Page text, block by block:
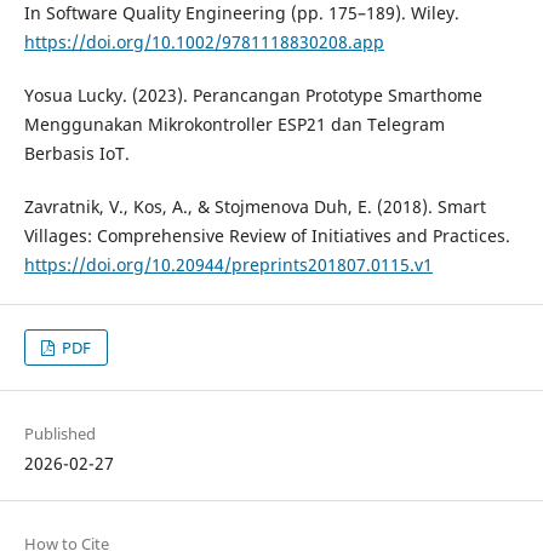
In Software Quality Engineering (pp. 175–189). Wiley.
https://doi.org/10.1002/9781118830208.app
Yosua Lucky. (2023). Perancangan Prototype Smarthome
Menggunakan Mikrokontroller ESP21 dan Telegram
Berbasis IoT.
Zavratnik, V., Kos, A., & Stojmenova Duh, E. (2018). Smart
Villages: Comprehensive Review of Initiatives and Practices.
https://doi.org/10.20944/preprints201807.0115.v1
PDF
Published
2026-02-27
How to Cite